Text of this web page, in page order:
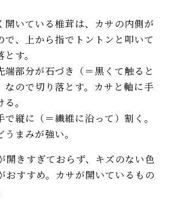
開いている椎茸は、カサの内側が
で、上から指でトントンと叩いて
す。
端部分が石づき（＝黒くて触ると
なので切り落とす。カサと軸に手
。
で縦に（＝繊維に沿って）割く。
まみが強い。
開きすぎておらず、キズのない色
おすすめ。カサが開いているもの